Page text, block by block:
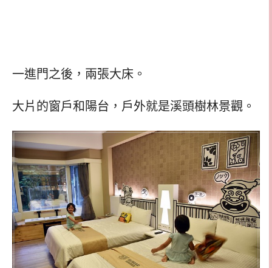
一進門之後，兩張大床。
大片的窗戶和陽台，戶外就是溪頭樹林景觀。